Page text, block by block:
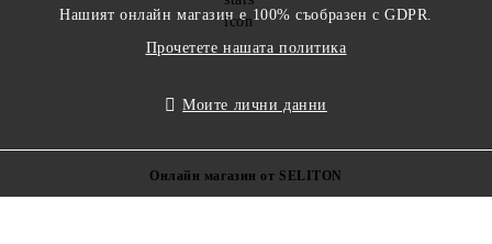
Нашият онлайн магазин е 100% съобразен с GDPR.
Прочетете нашата политика
Моите лични данни
Онлайн магазин от SELITON